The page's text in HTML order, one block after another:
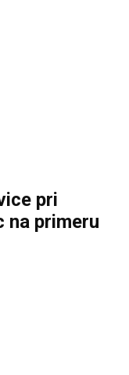
pri
na primeru